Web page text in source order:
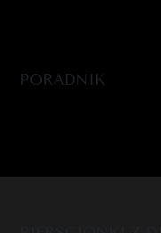
PORADNIK